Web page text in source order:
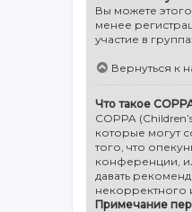
Вы можете
менее
участие в
Вернуться к
Что такое
COPPA
которые могут
того, что
конференции,
давать
некорректного
Примечание